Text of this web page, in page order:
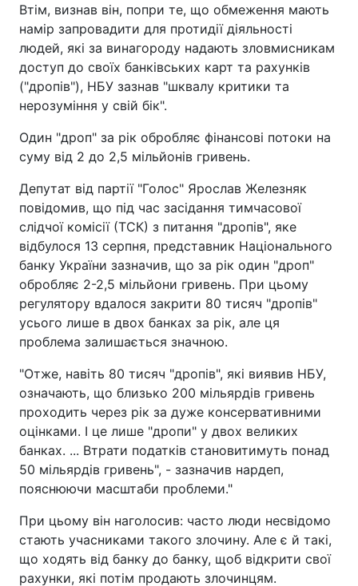
Втім, визнав він, попри те, що обмеження мають
намір запровадити для протидії діяльності
людей, які за винагороду надають зловмисникам
доступ до своїх банківських карт та рахунків
("дропів"), НБУ зазнав "шквалу критики та
нерозуміння у свій бік".
Один "дроп" за рік обробляє фінансові потоки на
суму від 2 до 2,5 мільйонів гривень.
Депутат від партії "Голос" Ярослав Железняк
повідомив, що під час засідання тимчасової
слідчої комісії (ТСК) з питання "дропів", яке
відбулося 13 серпня, представник Національного
банку України зазначив, що за рік один "дроп"
обробляє 2-2,5 мільйони гривень. При цьому
регулятору вдалося закрити 80 тисяч "дропів"
усього лише в двох банках за рік, але ця
проблема залишається значною.
"Отже, навіть 80 тисяч "дропів", які виявив НБУ,
означають, що близько 200 мільярдів гривень
проходить через рік за дуже консервативними
оцінками. І це лише "дропи" у двох великих
банках. ... Втрати податків становитимуть понад
50 мільярдів гривень", - зазначив нардеп,
пояснюючи масштаби проблеми."
При цьому він наголосив: часто люди несвідомо
стають учасниками такого злочину. Але є й такі,
що ходять від банку до банку, щоб відкрити свої
рахунки, які потім продають злочинцям.